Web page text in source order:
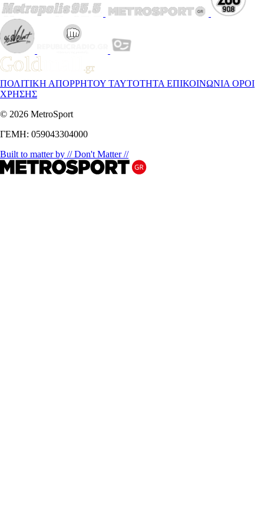
ΠΟΛΙΤΙΚΗ ΑΠΟΡΡΗΤΟΥ ΤΑΥΤΟΤΗΤΑ ΕΠΙΚΟΙΝΩΝΙΑ ΟΡΟΙ
ΧΡΗΣΗΣ
© 2026 MetroSport
ΓΕΜΗ: 059043304000
Built to matter by // Don't Matter //